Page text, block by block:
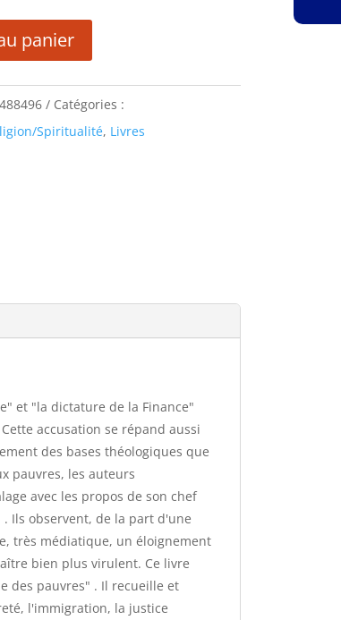
19,90 €.9,95 €.
panier
Catégories :
Spiritualité, Livres
et "la dictature de la Finance"
accusation se répand aussi
des bases théologiques que
pauvres, les auteurs
avec les propos de son chef
Ils observent, de la part d'une
très médiatique, un éloignement
bien plus virulent. Ce livre
des pauvres" . Il recueille et
l'immigration, la justice